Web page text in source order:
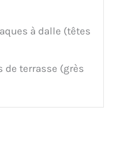
à dalle (têtes
de terrasse (grès